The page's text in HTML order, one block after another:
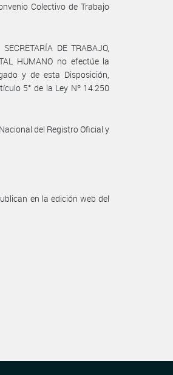
Colectivo de Trabajo
DE TRABAJO,
HUMANO no efectúe la
y de esta Disposición,
5° de la Ley Nº 14.250
del Registro Oficial y
en la edición web del